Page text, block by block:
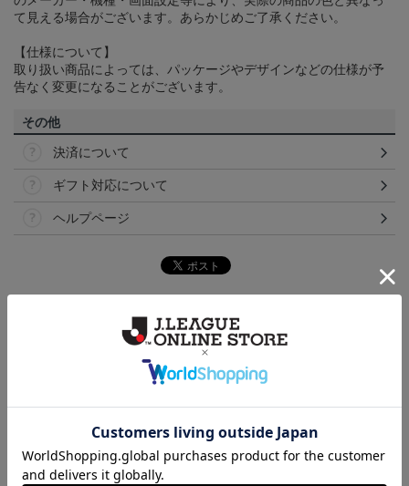
て見える場合がございます。あらかじめご了承ください。
【仕様について】
取り扱い商品によっては、パッケージやデザインなどの仕様が予
告なく変更になることがございます。
その他
決済について
ギフト対応について
ヘルプページ
クラウドファンディング！みんなで紡ぐ～愛媛ＦＣ
愛媛
愛媛ＦＣのすべてのグッズをチェックしたい方に！